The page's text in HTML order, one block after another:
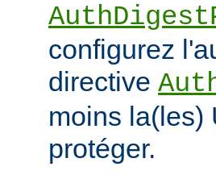
configurez
directive
moins la(les)
protéger.